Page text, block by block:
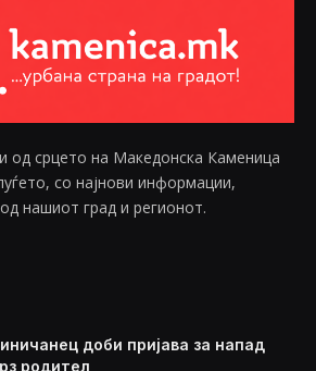
од срцето на Македонска Каменица
со најнови информации,
нашиот град и регионот.
доби пријава за напад
родител